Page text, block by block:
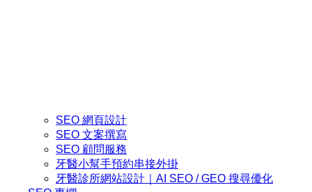
SEO 網頁設計
SEO 文案撰寫
SEO 顧問服務
牙醫小幫手預約串接外掛
牙醫診所網站設計｜AI SEO / GEO 搜尋優化